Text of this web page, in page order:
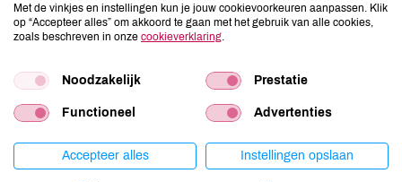
Gluten
kan bevatten
Lactose
niet aanwezig
Mosterd
niet aanwezig
Noten
aanwezig
niet aanwezig
Met de vinkjes en instellingen kun je jouw cookievoorkeuren aanpassen. Klik
op “Accepteer alles” om akkoord te gaan met het gebruik van alle cookies,
zoals beschreven in onze cookieverklaring
Noodzakelijk Prestatie
Functioneel Advertenties
Accepteer alles Instellingen opslaan